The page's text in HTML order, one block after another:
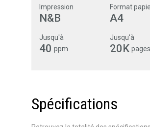
Impression
N&B
Format
A4
Jusqu'à
40 ppm
Jusqu'à
20K
Spécifications